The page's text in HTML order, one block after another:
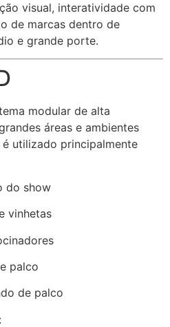
visual, interatividade com
de marcas dentro de
e grande porte.
modular de alta
áreas e ambientes
utilizado principalmente
do show
vinhetas
palco
de palco